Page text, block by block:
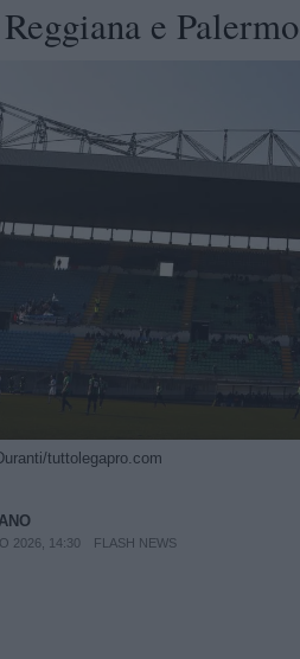
e Palermo
tuttolegapro.com
2026, 14:30 FLASH NEWS